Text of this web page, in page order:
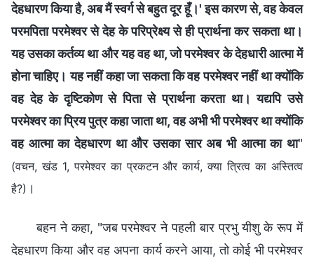
देहधारण किया है, अब मैं स्वर्ग से बहुत दूर हूँ।' इस कारण से, वह केवल
परमपिता परमेश्वर से देह के परिप्रेक्ष्य से ही प्रार्थना कर सकता था।
यह उसका कर्तव्य था और यह वह था, जो परमेश्वर के देहधारी आत्मा में
होना चाहिए। यह नहीं कहा जा सकता कि वह परमेश्वर नहीं था क्योंकि
वह देह के दृष्टिकोण से पिता से प्रार्थना करता था। यद्यपि उसे
परमेश्वर का प्रिय पुत्र कहा जाता था, वह अभी भी परमेश्वर था क्योंकि
वह आत्मा का देहधारण था और उसका सार अब भी आत्मा का था"
(वचन, खंड 1, परमेश्वर का प्रकटन और कार्य, क्या त्रित्व का अस्तित्व
है?) ।
बहन ने कहा, "जब परमेश्वर ने पहली बार प्रभु यीशु के रूप में
देहधारण किया और वह अपना कार्य करने आया, तो कोई भी परमेश्वर